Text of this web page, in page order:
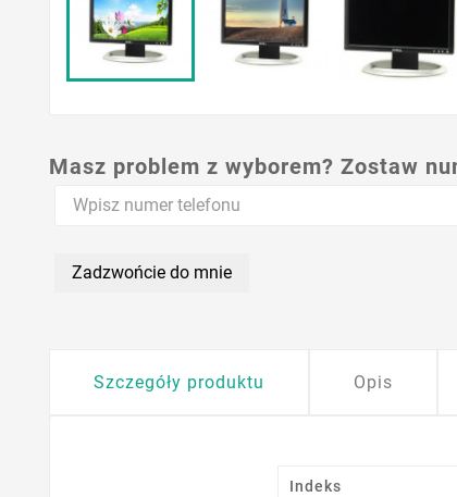
Masz problem z wyborem? Zostaw
Zadzwońcie do mnie
Szczegóły produktu Opis
Indeks